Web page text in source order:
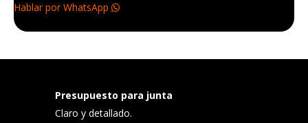
Hablar por WhatsApp
Presupuesto para junta
Claro y detallado.